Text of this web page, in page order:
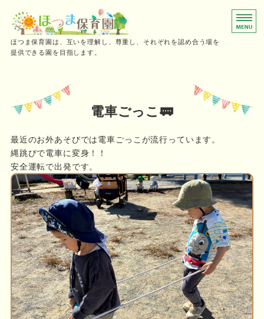
0～2歳児向けの小規模保育園
ほつま保育園は、互いを理解し、尊重し、それぞれを認め合う場を
提供できる園を目指します。
保育時間
施設概要・採用情報
お問い合わせ
電車ごっこ🚃
最近のお外あそびでは電車ごっこが流行っています。
縄跳びで電車に変身！！
安全運転で出発です。